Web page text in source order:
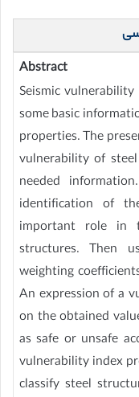
Abstract
Seismic
some basic
properties. The
vulnerability of
needed
identification of
important role in
structures. Then
weighting
An expression of a
on the obtained
as safe or unsafe
vulnerability index
classify steel